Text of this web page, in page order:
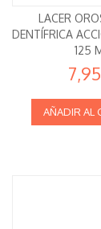
LACER
DENTÍFRICA
125
AÑADIR AL